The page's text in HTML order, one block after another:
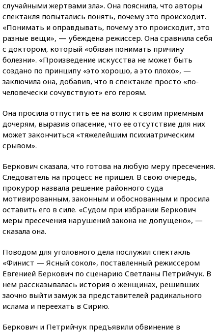
случайными жертвами зла». Она пояснила, что авторы
спектакля попытались понять, почему это происходит.
«Понимать и оправдывать, почему это происходит, это
разные вещи», — убеждена режиссер. Она сравнила себя
с доктором, который «обязан понимать причину
болезни». «Произведение искусства не может быть
создано по принципу «это хорошо, а это плохо», —
заключила она, добавив, что в спектакле просто «по-
человечески сочувствуют» его героям.
Она просила отпустить ее на волю к своим приемным
дочерям, выразив опасение, что ее отсутствие для них
может закончиться «тяжелейшим психиатрическим
срывом».
Беркович сказала, что готова на любую меру пресечения.
Следователь на процесс не пришел. В свою очередь,
прокурор назвала решение районного суда
мотивированным, законным и обоснованным и просила
оставить его в силе. «Судом при избрании Беркович
меры пресечения нарушений закона не допущено», —
сказала она.
Поводом для уголовного дела послужил спектакль
«Финист — Ясный сокол», поставленный режиссером
Евгенией Беркович по сценарию Светланы Петрийчук. В
нем рассказывалась история о женщинах, решивших
заочно выйти замуж за представителей радикального
ислама и переехать в Сирию.
Беркович и Петрийчук предъявили обвинение в